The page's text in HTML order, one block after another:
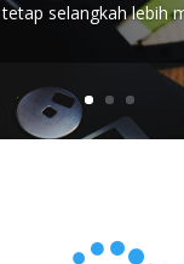
tetap selangkah lebih